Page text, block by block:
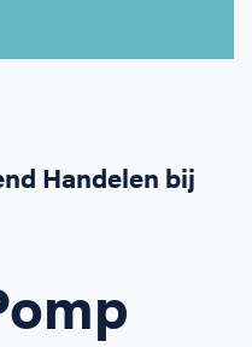
voor iedereen
offerteHandelen bij